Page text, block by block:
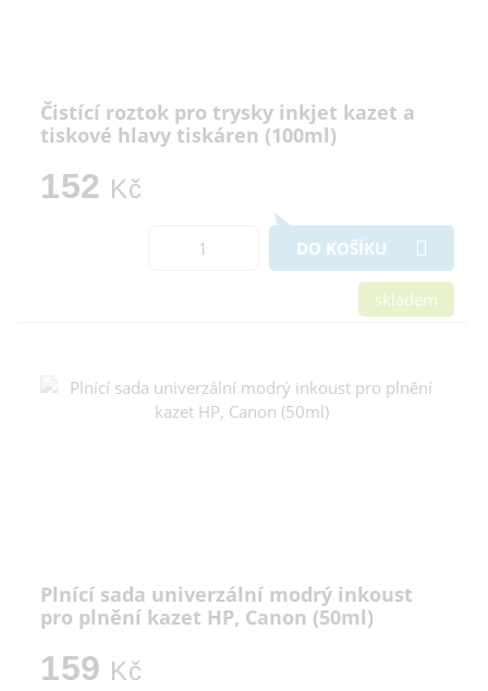
Čistící roztok pro trysky inkjet kazet a
tiskové hlavy tiskáren (100ml)
152 Kč
DO KOŠÍKU
skladem
Plnící sada univerzální modrý inkoust
pro plnění kazet HP, Canon (50ml)
159 Kč